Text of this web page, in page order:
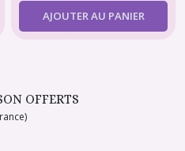
AJOUTER AU PANIER
OFFERTS